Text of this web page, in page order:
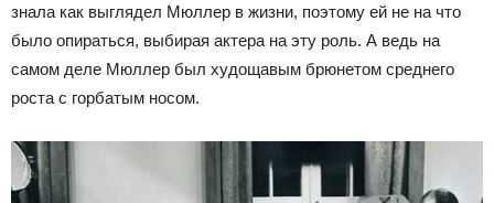
знала как выглядел Мюллер в жизни, поэтому ей не на что
было опираться, выбирая актера на эту роль. А ведь на
самом деле Мюллер был худощавым брюнетом среднего
роста с горбатым носом.